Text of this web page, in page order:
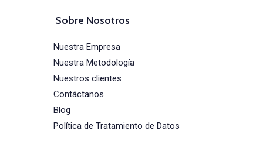
Sobre Nosotros
Nuestra Empresa
Nuestra Metodología
Nuestros clientes
Contáctanos
Blog
Política de Tratamiento de Datos